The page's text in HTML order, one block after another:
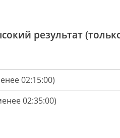
результат
02:15:00)
02:35:00)